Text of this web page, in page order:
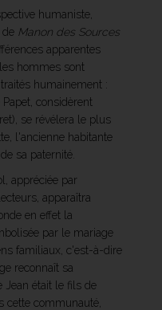
humaniste,
Manon des Sources
apparentes
hommes sont
humainement :
considèrent
se révélera le plus
l'ancienne habitante
sa paternité.
appréciée par
apparaîtra
en effet la
par le mariage
familiaux, c'est-à-dire
reconnaît sa
était le fils de
cette communauté,